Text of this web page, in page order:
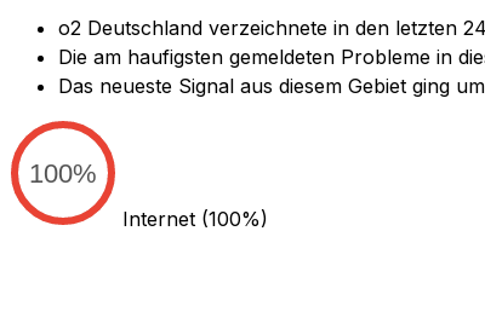
o2 Deutschland verzeichnete in den letzten
Die am haufigsten gemeldeten Probleme in
Das neueste Signal aus diesem Gebiet ging
100%
Internet (100%)